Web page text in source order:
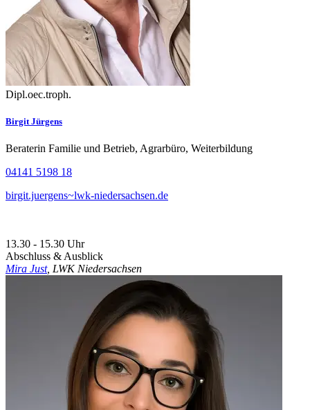
Dipl.oec.troph.
Birgit Jürgens
Beraterin Familie und Betrieb, Agrarbüro, Weiterbildung
04141 5198 18
birgit.juergens~lwk-niedersachsen.de
13.30 - 15.30 Uhr
Abschluss & Ausblick
Mira Just, LWK Niedersachsen